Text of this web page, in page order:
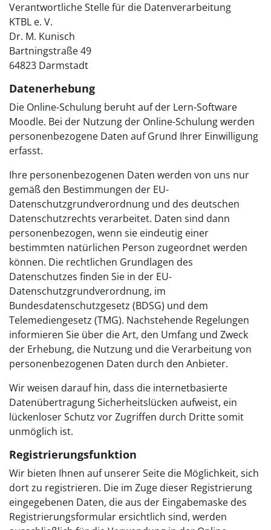
Verantwortliche Stelle für die Datenverarbeitung
KTBL e. V.
Dr. M. Kunisch
Bartningstraße 49
64823 Darmstadt
Datenerhebung
Die Online-Schulung beruht auf der Lern-Software
Moodle. Bei der Nutzung der Online-Schulung werden
personenbezogene Daten auf Grund Ihrer Einwilligung
erfasst.
Ihre personenbezogenen Daten werden von uns nur
gemäß den Bestimmungen der EU-
Datenschutzgrundverordnung und des deutschen
Datenschutzrechts verarbeitet. Daten sind dann
personenbezogen, wenn sie eindeutig einer
bestimmten natürlichen Person zugeordnet werden
können. Die rechtlichen Grundlagen des
Datenschutzes finden Sie in der EU-
Datenschutzgrundverordnung, im
Bundesdatenschutzgesetz (BDSG) und dem
Telemediengesetz (TMG). Nachstehende Regelungen
informieren Sie über die Art, den Umfang und Zweck
der Erhebung, die Nutzung und die Verarbeitung von
personenbezogenen Daten durch den Anbieter.
Wir weisen darauf hin, dass die internetbasierte
Datenübertragung Sicherheitslücken aufweist, ein
lückenloser Schutz vor Zugriffen durch Dritte somit
unmöglich ist.
Registrierungsfunktion
Wir bieten Ihnen auf unserer Seite die Möglichkeit, sich
dort zu registrieren. Die im Zuge dieser Registrierung
eingegebenen Daten, die aus der Eingabemaske des
Registrierungsformular ersichtlich sind, werden